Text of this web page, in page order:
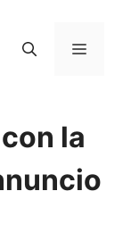
Menu
la